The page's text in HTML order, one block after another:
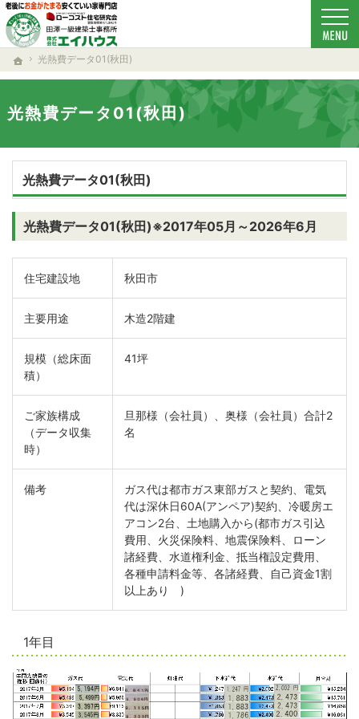
ホーム
光熱費データ01(秋田)
光熱費データ01(秋田)
ローコスト住宅で耐震-省エネ重視の家をお探しのあなたへ、秋田・大仙・仙北・美郷・
新築-注文住宅(秋田・大仙・仙北・美郷・横手・湯沢・由利本荘)なら当社の安くていい家
光熱費データ01(秋田)
光熱費データ01(秋田)※2017年05月～2026年6月
住宅建設地 秋田市
主要用途 木造2階建
規模（総床面
積）
41坪
ご家族構成
（データ収集
時）
旦那様（会社員）、奥様（会社員）合計2
名
備考
ガス代は都市ガス東部ガスと契約、電気
代は深休日60A(アンペア)契約、冷暖房エ
アコン2台、土地購入から(都市ガス引込
費用、火災保険料、地震保険料、ローン
諸経費、水道権利金、抵当権設定費用、
各種申請料金等、各諸経費、自己資金1割
以上あり )
1年目